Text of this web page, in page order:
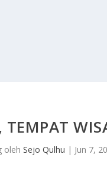
oleh Sejo Qulhu | Jun 7,